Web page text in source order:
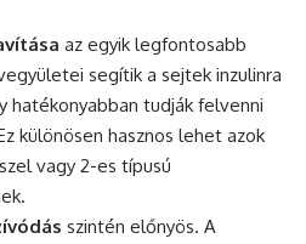
az egyik legfontosabb
segítik a sejtek inzulinra
hatékonyabban tudják felvenni
különösen hasznos lehet azok
vagy 2-es típusú
szintén előnyös. A